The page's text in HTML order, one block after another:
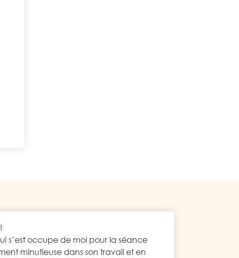
s’est occupe de moi pour la séance
minutieuse dans son travail et en